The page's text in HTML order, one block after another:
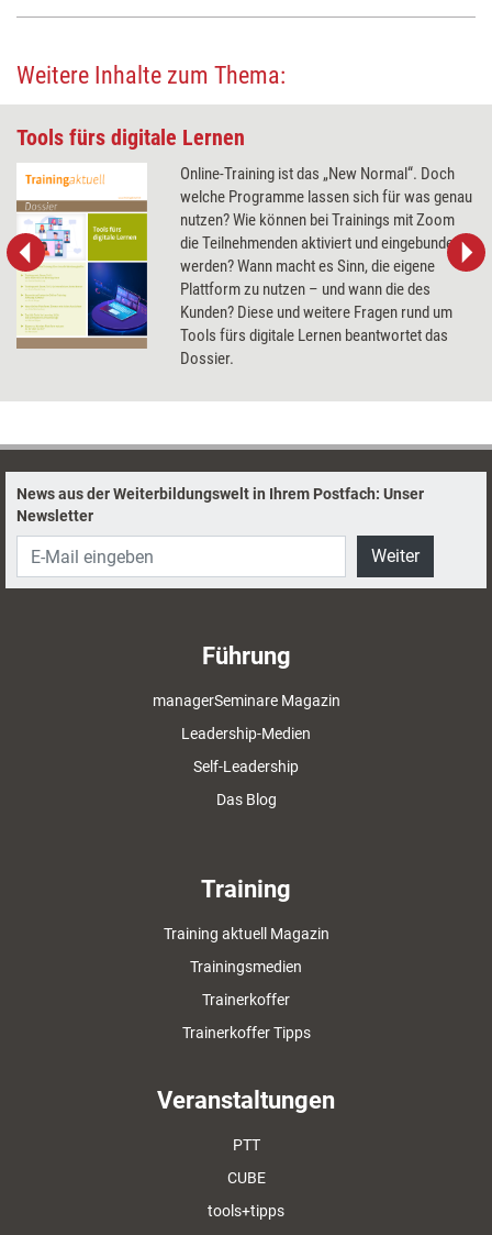
Weitere Inhalte zum Thema:
Tools fürs digitale Lernen
Online-Training ist das „New Normal“. Doch
welche Programme lassen sich für was genau
nutzen? Wie können bei Trainings mit Zoom
die Teilnehmenden aktiviert und eingebunden
werden? Wann macht es Sinn, die eigene
Plattform zu nutzen – und wann die des
Kunden? Diese und weitere Fragen rund um
Tools fürs digitale Lernen beantwortet das
Dossier.
News aus der Weiterbildungswelt in Ihrem Postfach: Unser
Newsletter
Weiter
Führung
managerSeminare Magazin
Leadership-Medien
Self-Leadership
Das Blog
Training
Training aktuell Magazin
Trainingsmedien
Trainerkoffer
Trainerkoffer Tipps
Veranstaltungen
PTT
CUBE
tools+tipps